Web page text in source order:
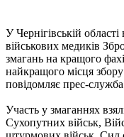
У Чернігівській
військових медиків
змагань на кращого
найкращого місця
повідомляє прес-
Участь у змаганнях
Сухопутних військ,